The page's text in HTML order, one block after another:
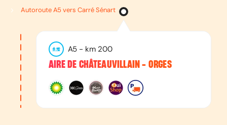
Autoroute A5 vers Carré Sénart
A5 - km 200
AIRE DE CHÂTEAUVILLAIN - ORGES